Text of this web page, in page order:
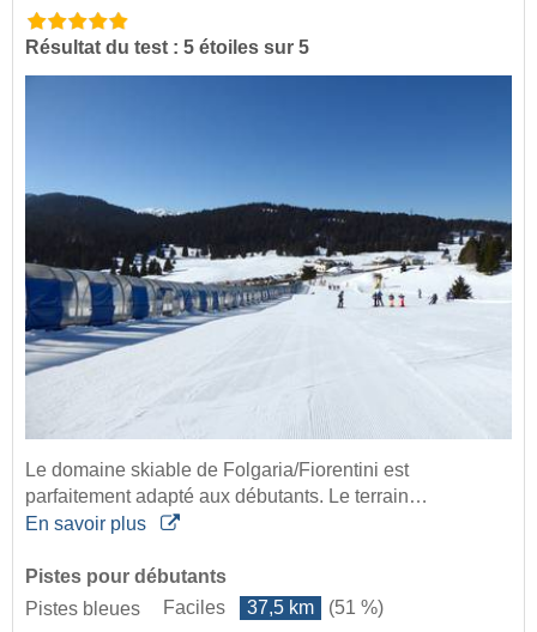
Résultat du test : 5 étoiles sur 5
Le domaine skiable de Folgaria/Fiorentini est
parfaitement adapté aux débutants. Le terrain…
En savoir plus
Pistes pour débutants
Pistes bleues
Faciles 37,5 km
(51 %)